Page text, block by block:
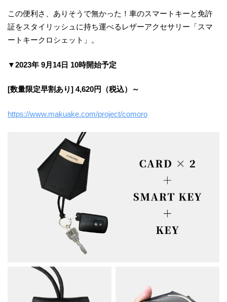
この便利さ、ありそうで無かった！車のスマートキーと免許
証をスタイリッシュに持ち運べるレザーアクセサリー「スマ
ートキークロシェット」。
▼2023年 9月14日 10時開始予定
[数量限定早割あり] 4,620円（税込）～
https://www.makuake.com/project/comoro